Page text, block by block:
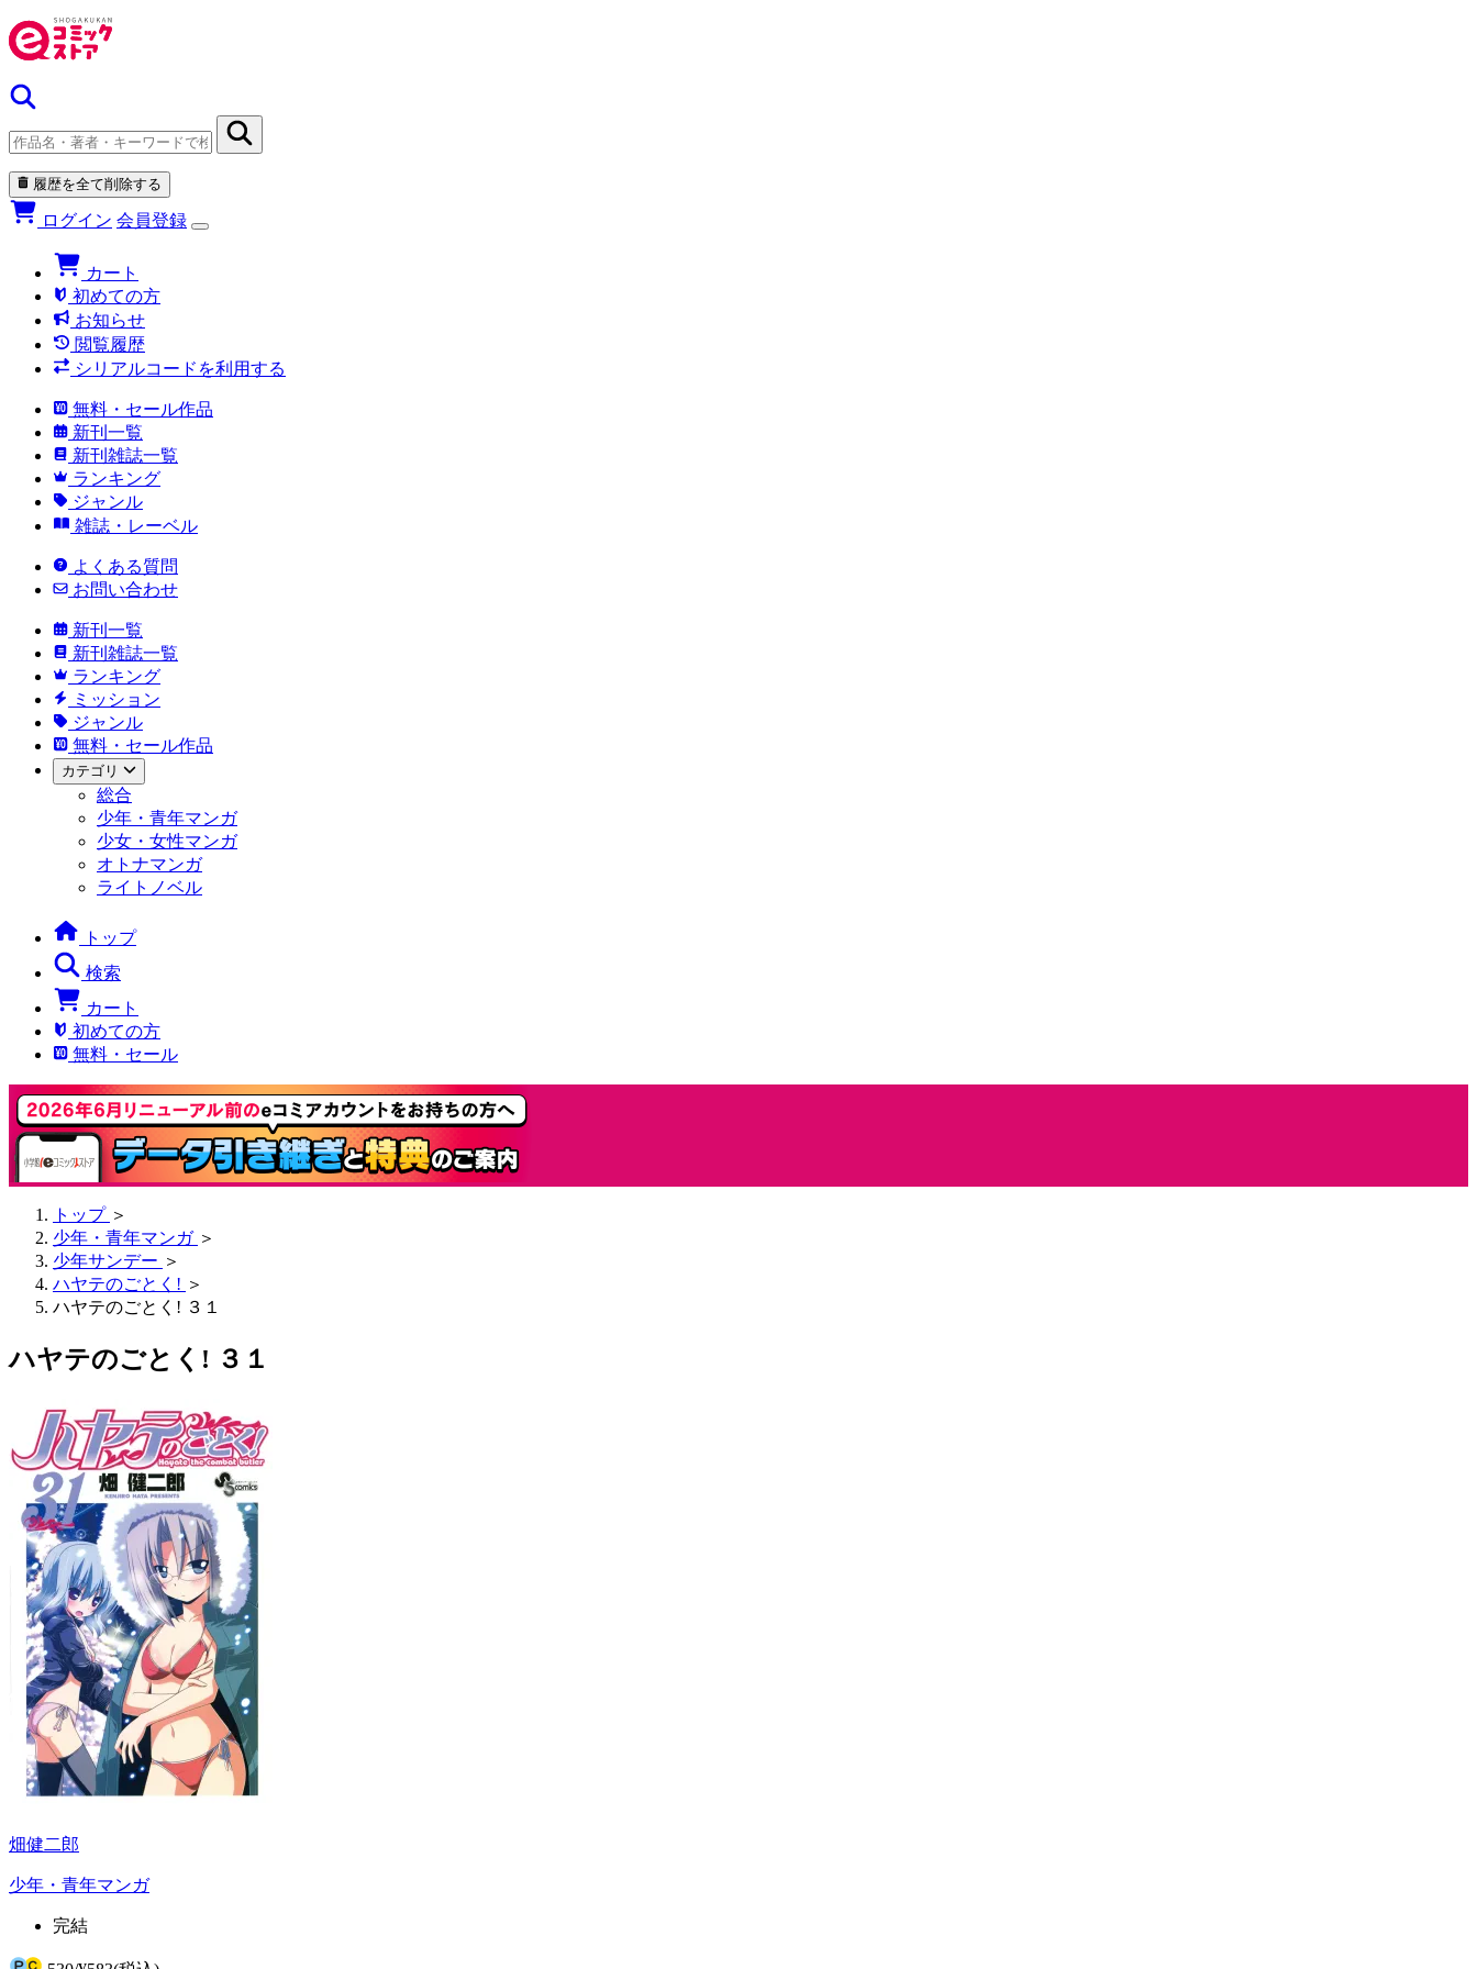
履歴を全て削除する
ログイン 会員登録
カート
初めての方
お知らせ
閲覧履歴
シリアルコードを利用する
無料・セール作品
新刊一覧
新刊雑誌一覧
ランキング
ジャンル
雑誌・レーベル
よくある質問
お問い合わせ
新刊一覧
新刊雑誌一覧
ランキング
ミッション
ジャンル
無料・セール作品
カテゴリ
総合
少年・青年マンガ
少女・女性マンガ
オトナマンガ
ライトノベル
トップ
検索
カート
初めての方
無料・セール
トップ ＞
少年・青年マンガ ＞
少年サンデー ＞
ハヤテのごとく! ＞
ハヤテのごとく! ３１
ハヤテのごとく! ３１
畑健二郎
少年・青年マンガ
完結